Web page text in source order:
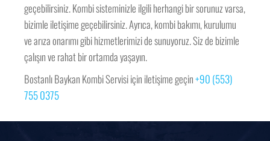
geçebilirsiniz. Kombi sisteminizle ilgili herhangi bir sorunuz varsa,
bizimle iletişime geçebilirsiniz. Ayrıca, kombi bakımı, kurulumu
ve arıza onarımı gibi hizmetlerimizi de sunuyoruz. Siz de bizimle
çalışın ve rahat bir ortamda yaşayın.
Bostanlı Baykan Kombi Servisi için iletişime geçin+90 (553)
755 0375